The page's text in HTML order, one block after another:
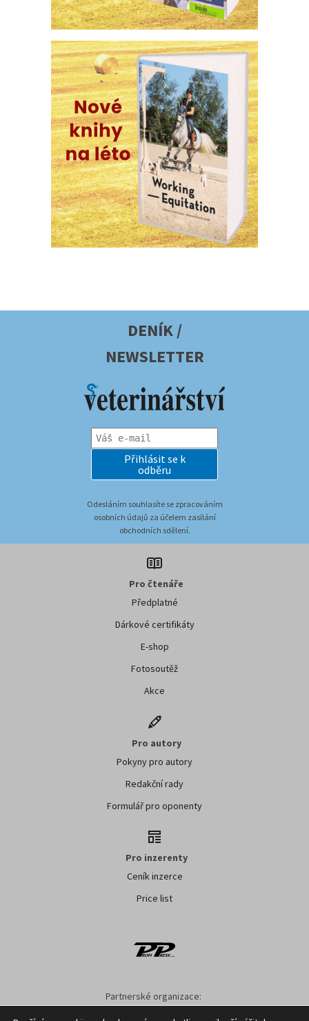
DENÍK /
NEWSLETTER
Přihlásit se k
odběru
Odesláním souhlasíte se zpracováním
osobních údajů za účelem zasílání
obchodních sdělení.
Pro čtenáře
Předplatné
Dárkové certifikáty
E-shop
Fotosoutěž
Akce
Pro autory
Pokyny pro autory
Redakční rady
Formulář pro oponenty
Pro inzerenty
Ceník inzerce
Price list
Partnerské organizace: